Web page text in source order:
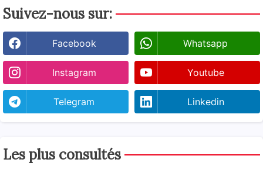
Suivez-nous sur:
Facebook Whatsapp
Instagram Youtube
Telegram Linkedin
Les plus consultés